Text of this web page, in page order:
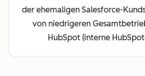
der ehemaligen Salesforce-
von niedrigeren
HubSpot (interne